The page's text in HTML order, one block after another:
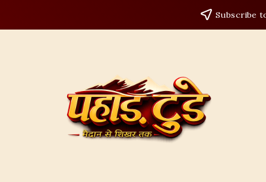
Subscribe